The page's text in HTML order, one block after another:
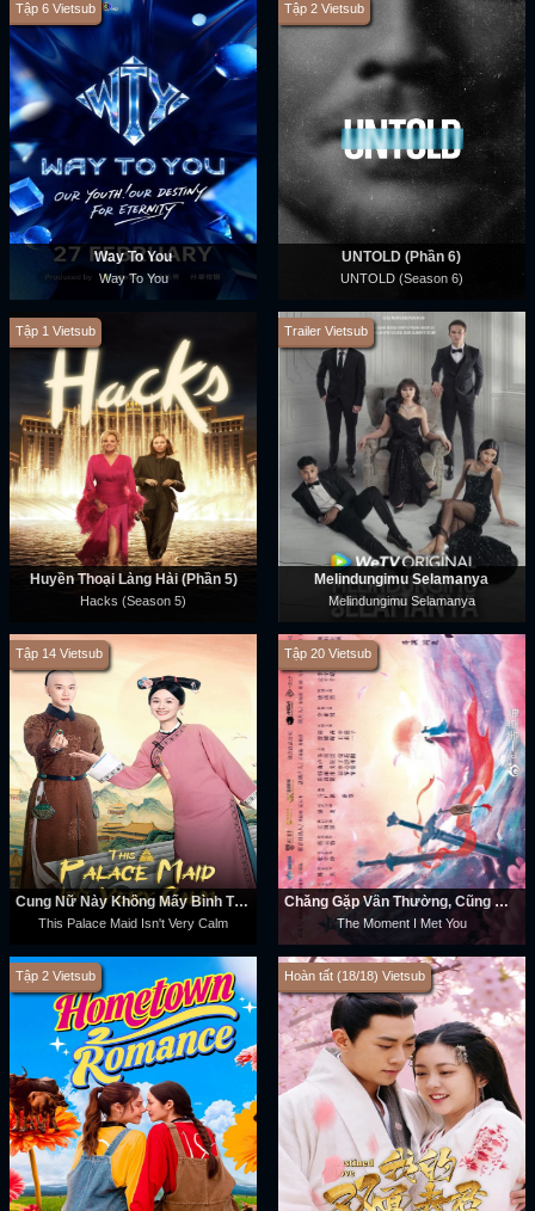
Tập 6 Vietsub
Way To You
Way To You
Tập 2 Vietsub
UNTOLD (Phần 6)
UNTOLD (Season 6)
Tập 1 Vietsub
Huyền Thoại Làng Hài (Phần 5)
Hacks (Season 5)
Trailer Vietsub
Melindungimu Selamanya
Melindungimu Selamanya
Tập 14 Vietsub
Cung Nữ Này Không Mấy Bình Tĩnh
This Palace Maid Isn't Very Calm
Tập 20 Vietsub
Chẳng Gặp Vân Thường, Cũng Chẳng Gặp Người
The Moment I Met You
Tập 2 Vietsub Hoàn tất (18/18) Vietsub